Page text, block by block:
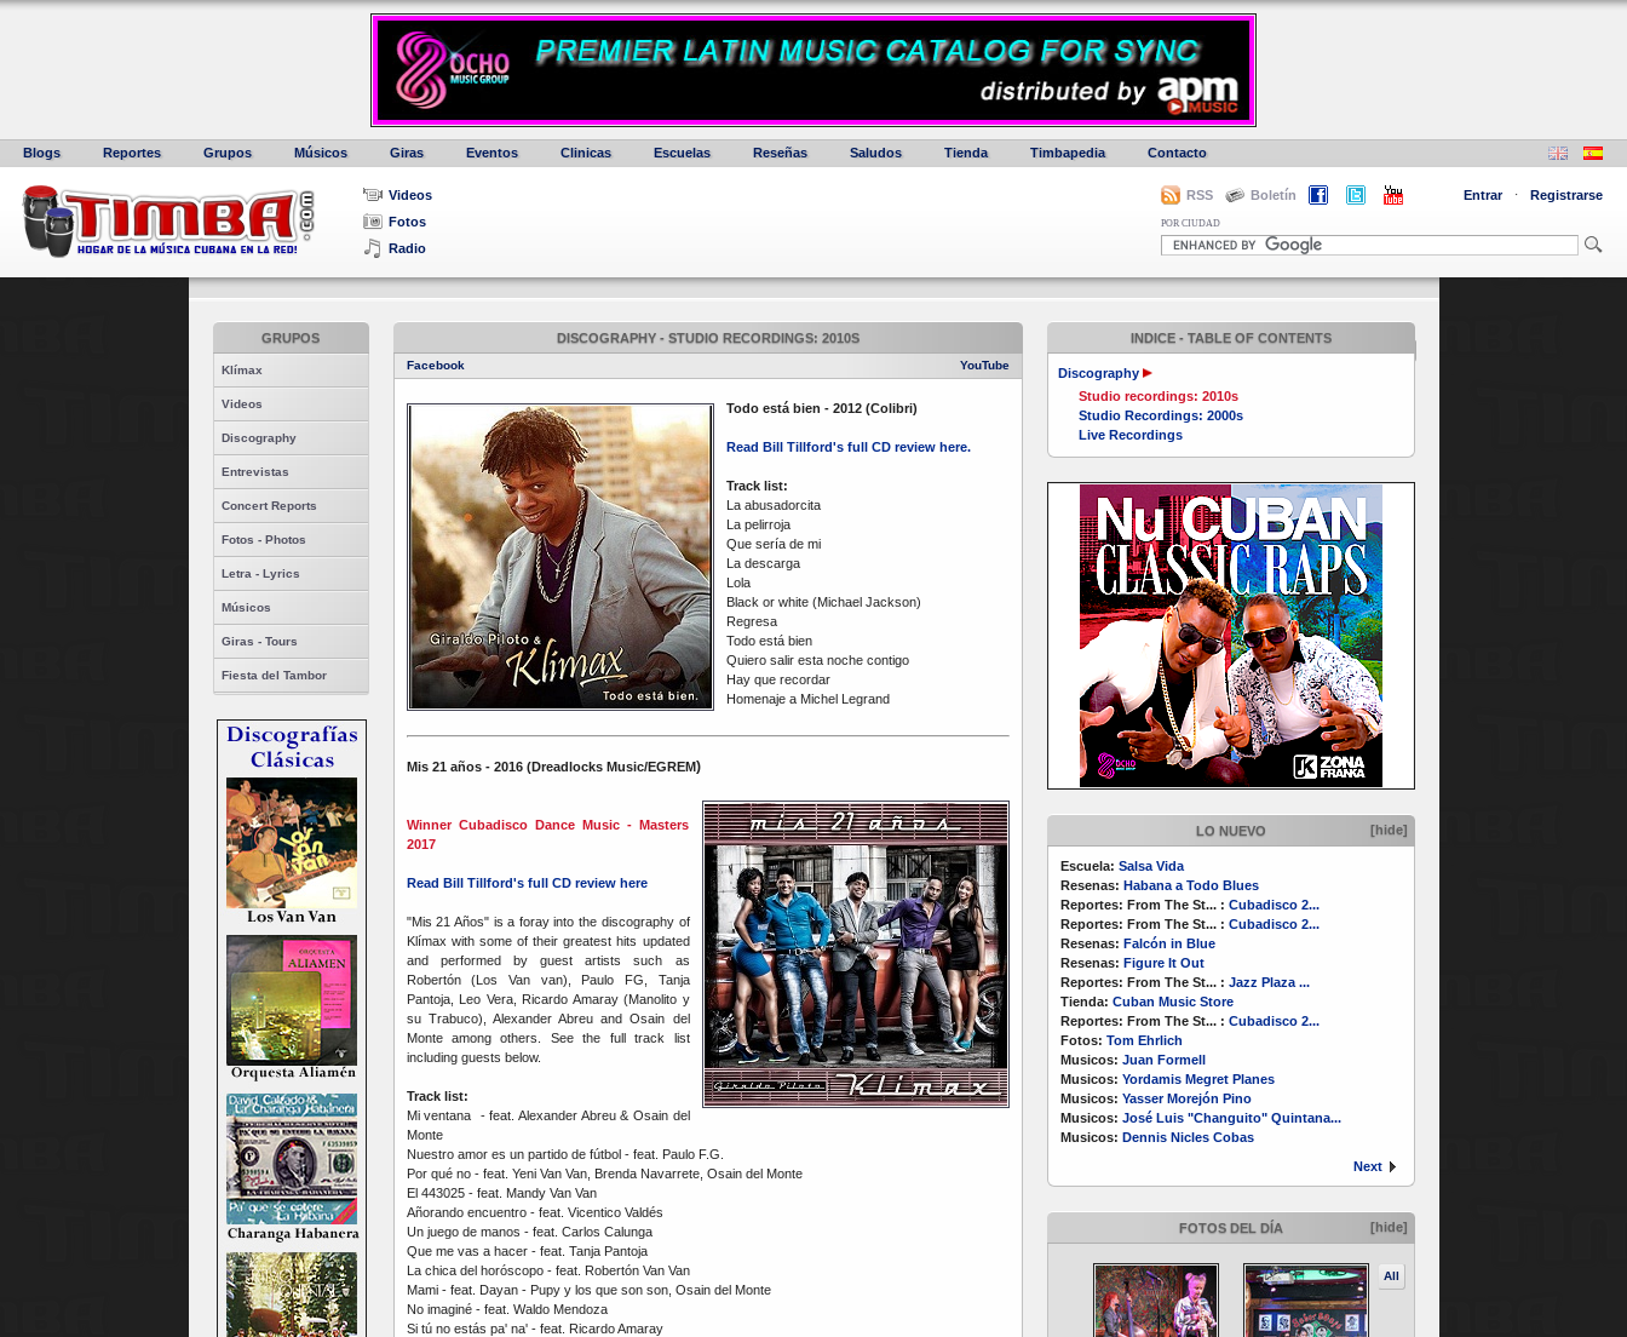
Blogs Reportes Grupos Músicos Giras Eventos Clinicas Escuelas Reseñas Saludos Tienda Timbapedia Contacto
Videos
Fotos
Radio
RSS Boletín Entrar · Registrarse
POR CIUDAD
GRUPOS
Klímax
Videos
Discography
Entrevistas
Concert Reports
Fotos - Photos
Letra - Lyrics
Músicos
Giras - Tours
Fiesta del Tambor
INDICE - TABLE OF CONTENTS
Discography
Studio recordings: 2010s
Studio Recordings: 2000s
Live Recordings
LO NUEVO [hide]
Escuela: Salsa Vida
Resenas: Habana a Todo Blues
Reportes: From The St... : Cubadisco 2...
Reportes: From The St... : Cubadisco 2...
Resenas: Falcón in Blue
Resenas: Figure It Out
Reportes: From The St... : Jazz Plaza ...
Tienda: Cuban Music Store
Reportes: From The St... : Cubadisco 2...
Fotos: Tom Ehrlich
Musicos: Juan Formell
Musicos: Yordamis Megret Planes
Musicos: Yasser Morejón Pino
Musicos: José Luis "Changuito" Quintana...
Musicos: Dennis Nicles Cobas
Next
FOTOS DEL DÍA [hide]
All
DISCOGRAPHY - STUDIO RECORDINGS: 2010S
Facebook YouTube
Todo está bien - 2012 (Colibri)
Read Bill Tillford's full CD review here.
Track list:
La abusadorcita
La pelirroja
Que sería de mi
La descarga
Lola
Black or white (Michael Jackson)
Regresa
Todo está bien
Quiero salir esta noche contigo
Hay que recordar
Homenaje a Michel Legrand
Mis 21 años - 2016 (Dreadlocks Music/EGREM)
Winner Cubadisco Dance Music - Masters
2017
Read Bill Tillford's full CD review here
"Mis 21 Años" is a foray into the discography of
Klímax with some of their greatest hits updated
and performed by guest artists such as
Robertón (Los Van van), Paulo FG, Tanja
Pantoja, Leo Vera, Ricardo Amaray (Manolito y
su Trabuco), Alexander Abreu and Osain del
Monte among others. See the full track list
including guests below.
Track list:
Mi ventana - feat. Alexander Abreu & Osain del
Monte
Nuestro amor es un partido de fútbol - feat. Paulo F.G.
Por qué no - feat. Yeni Van Van, Brenda Navarrete, Osain del Monte
El 443025 - feat. Mandy Van Van
Añorando encuentro - feat. Vicentico Valdés
Un juego de manos - feat. Carlos Calunga
Que me vas a hacer - feat. Tanja Pantoja
La chica del horóscopo - feat. Robertón Van Van
Mami - feat. Dayan - Pupy y los que son son, Osain del Monte
No imaginé - feat. Waldo Mendoza
Si tú no estás pa' na' - feat. Ricardo Amaray